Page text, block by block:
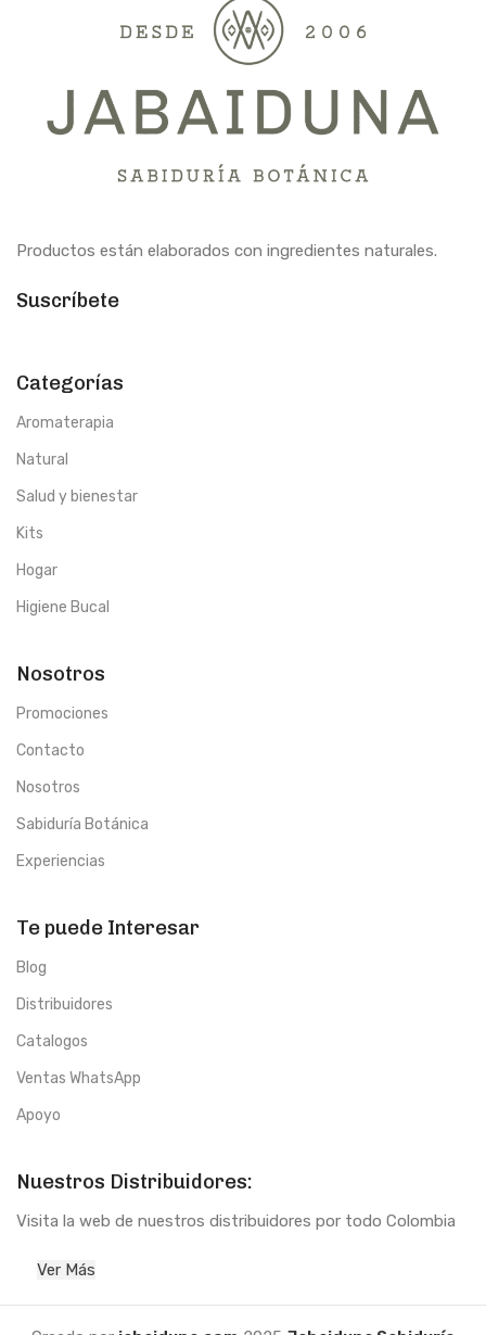
Productos están elaborados con ingredientes naturales.
Suscríbete
Categorías
Aromaterapia
Natural
Salud y bienestar
Kits
Hogar
Higiene Bucal
Nosotros
Promociones
Contacto
Nosotros
Sabiduría Botánica
Experiencias
Te puede Interesar
Blog
Distribuidores
Catalogos
Ventas WhatsApp
Apoyo
Nuestros Distribuidores:
Visita la web de nuestros distribuidores por todo Colombia
Ver Más